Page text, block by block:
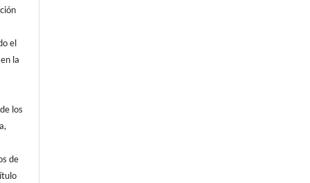
el
la
los
de